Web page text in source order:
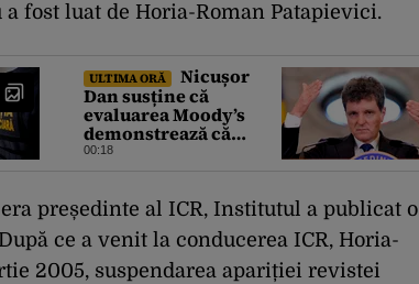
fost luat de Horia-Roman Patapievici.
ULTIMA ORĂ
Nicușor
Dan susține că
evaluarea Moody’s
demonstrează că
România a făcut pașii
investitorilor: „Totuși,
perspectiva rămâne
rezervată”
00:18
președinte al ICR, Institutul a publicat o
ce a venit la conducerea ICR, Horia-
2005, suspendarea apariției revistei